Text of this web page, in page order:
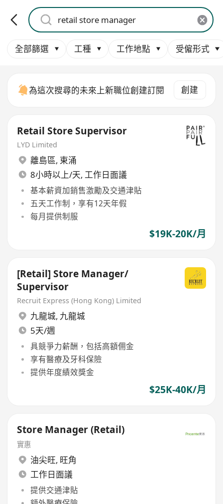
全部篩選 工種 工作地點 受僱形式
為這次搜尋的未來上新職位創建訂閱 創建
Retail Store Supervisor
LYD Limited
離島區, 東涌
8小時以上/天, 工作日面議
基本薪資加銷售激勵及交通津貼
五天工作制，享有12天年假
每月提供制服
$19K-20K/月
[Retail] Store Manager/
Supervisor
Recruit Express (Hong Kong) Limited
九龍城, 九龍城
5天/週
具競爭力薪酬，包括高額佣金
享有醫療及牙科保險
提供年度績效獎金
$25K-40K/月
Store Manager (Retail)
實惠
油尖旺, 旺角
工作日面議
提供交通津貼